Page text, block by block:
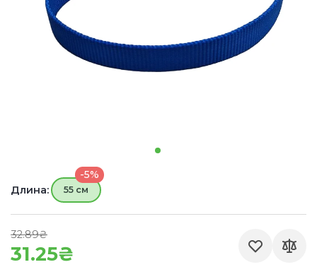
31.25₴
32.89₴
Длина:
-5%
55 см